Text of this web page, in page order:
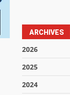
ARCHIVES
2026
2025
2024